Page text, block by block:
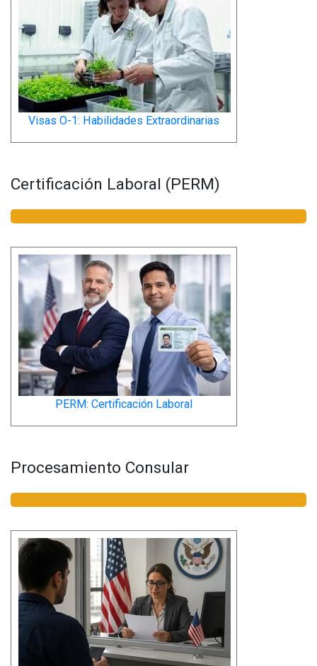
Visas O-1: Habilidades Extraordinarias
Certificación Laboral (PERM)
PERM: Certificación Laboral
Procesamiento Consular